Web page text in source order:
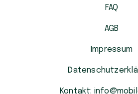
FAQ
AGB
Impressum
Kontakt: